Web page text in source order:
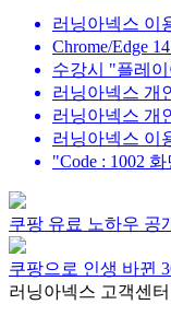
러닝아넥스 이
Chrome/Edge
수강시 "플레
러닝아넥스 개
러닝아넥스 개
러닝아넥스 이
"Code : 1002
쿠팡 유료 노하우 공
쿠팡으로 인생 바뀐
러닝아넥스 고객센터